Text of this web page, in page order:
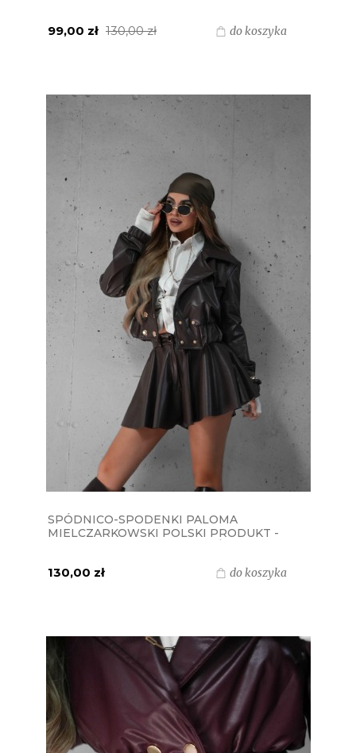
99,00 zł 130,00 zł do koszyka
SPÓDNICO-SPODENKI PALOMA
MIELCZARKOWSKI POLSKI PRODUKT -
130,00 zł do koszyka